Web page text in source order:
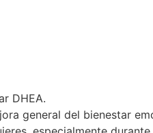
DHEA.
general del bienestar